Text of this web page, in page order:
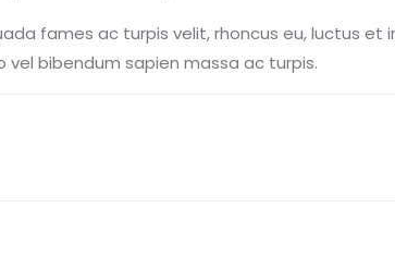
fames ac turpis velit, rhoncus eu, luctus
vel bibendum sapien massa ac turpis.